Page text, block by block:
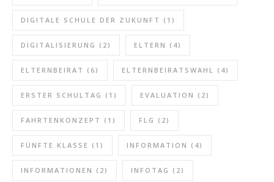
DIGITALE SCHULE DER ZUKUNFT (1)
DIGITALISIERUNG (2) ELTERN (4)
ELTERNBEIRAT (6) ELTERNBEIRATSWAHL (4)
ERSTER SCHULTAG (1) EVALUATION (2)
FAHRTENKONZEPT (1) FLG (2)
FÜNFTE KLASSE (1) INFORMATION (4)
INFORMATIONEN (2) INFOTAG (2)